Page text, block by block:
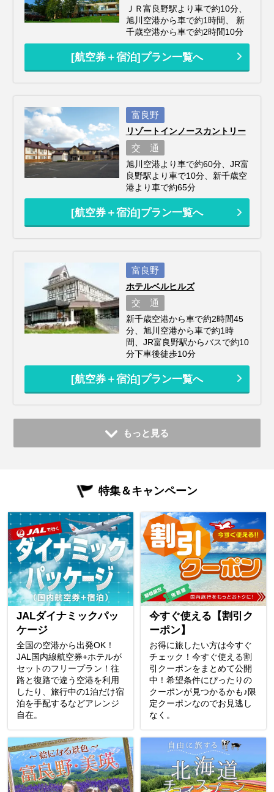
ＪＲ富良野駅より車で約10分、
旭川空港から車で約1時間、 新
千歳空港から車で約2時間10分
[航空券＋宿泊]プラン一覧へ
富良野
リゾートインノースカントリー
交 通
旭川空港より車で約60分、JR富
良野駅より車で10分、新千歳空
港より車で約65分
[航空券＋宿泊]プラン一覧へ
富良野
ホテルベルヒルズ
交 通
新千歳空港から車で約2時間45
分、旭川空港から車で約1時
間、JR富良野駅からバスで約10
分下車後徒歩10分
[航空券＋宿泊]プラン一覧へ
もっと見る
特集＆キャンペーン
JALダイナミックパッ
ケージ
全国の空港から出発OK！
JAL国内線航空券+ホテルが
セットのフリープラン！往
路と復路で違う空港を利用
したり、旅行中の1泊だけ宿
泊を手配するなどアレンジ
自在。
今すぐ使える【割引ク
ーポン】
お得に旅したい方は今すぐ
チェック！今すぐ使える割
引クーポンをまとめて公開
中！希望条件にぴったりの
クーポンが見つかるかも♪限
定クーポンなのでお見逃し
なく。